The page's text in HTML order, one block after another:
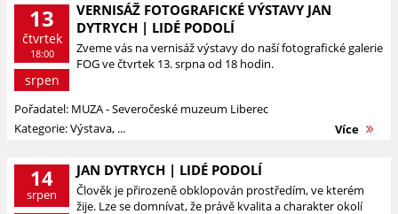
13
čtvrtek
18:00
srpen
VERNISÁŽ FOTOGRAFICKÉ VÝSTAVY JAN
DYTRYCH | LIDÉ PODOLÍ
Zveme vás na vernisáž výstavy do naší fotografické galerie
FOG ve čtvrtek 13. srpna od 18 hodin.
Pořadatel: MUZA - Severočeské muzeum Liberec
Kategorie: Výstava, ...
Více
14
srpen
JAN DYTRYCH | LIDÉ PODOLÍ
Člověk je přirozeně obklopován prostředím, ve kterém
žije. Lze se domnívat, že právě kvalita a charakter okolí